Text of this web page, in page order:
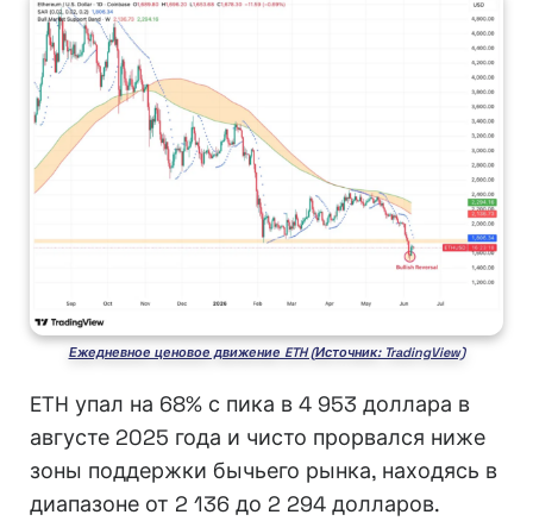
Ежедневное ценовое движение ETH (Источник: TradingView)
ETH упал на 68% с пика в 4 953 доллара в
августе 2025 года и чисто прорвался ниже
зоны поддержки бычьего рынка, находясь в
диапазоне от 2 136 до 2 294 долларов.